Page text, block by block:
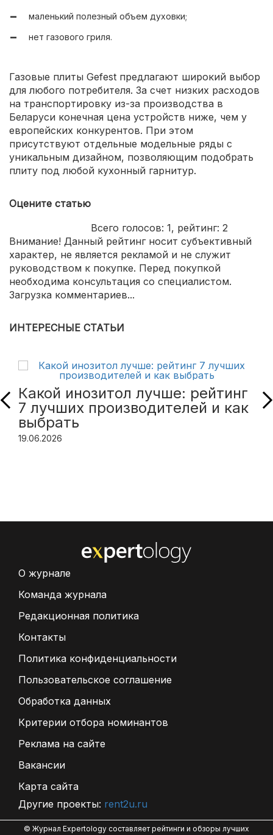
маленький полезный объем духовки;
нет газового гриля.
Газовые плиты Gefest предлагают широкий выбор
для любого потребителя. За счет низких расходов
на транспортировку из-за производства в
Беларуси конечная цена устройств ниже, чем у
европейских конкурентов. При этом
присутствуют отдельные модельные ряды с
уникальным дизайном, позволяющим подобрать
плиту под любой кухонный гарнитур.
Оцените статью
Всего голосов: 1, рейтинг: 2
Внимание! Данный рейтинг носит субъективный
характер, не является рекламой и не служит
руководством к покупке. Перед покупкой
необходима консультация со специалистом.
Загрузка комментариев...
ИНТЕРЕСНЫЕ СТАТЬИ
Какой инозитол лучше: рейтинг
7 лучших производителей и как
выбрать
19.06.2026
О журнале
Команда журнала
Редакционная политика
Контакты
Политика конфиденциальности
Пользовательское соглашение
Обработка данных
Критерии отбора номинантов
Реклама на сайте
Вакансии
Карта сайта
Другие проекты: rent2u.ru
© Журнал Expertology составляет рейтинги и обзоры лучших